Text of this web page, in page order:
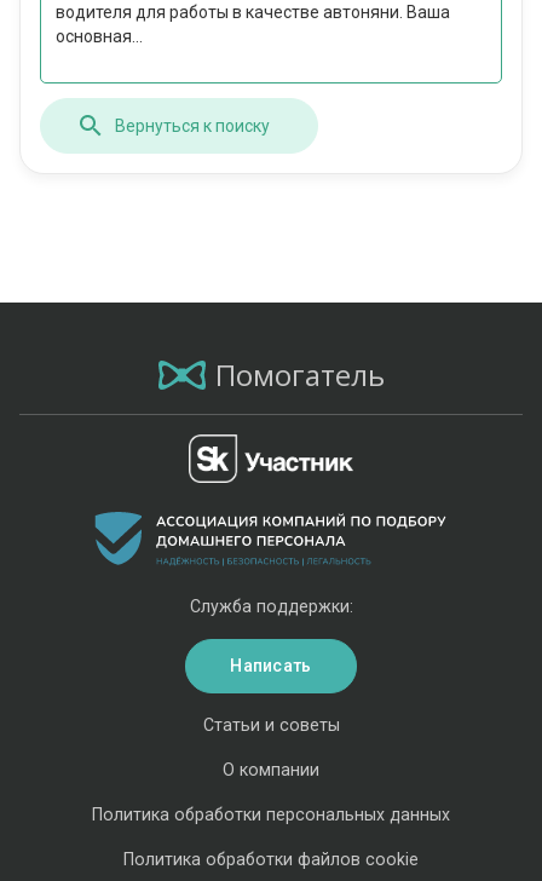
водителя для работы в качестве автоняни. Ваша
основная...
Вернуться к поиску
Помогатель
Статьи и советы
О компании
Политика обработки персональных данных
Политика обработки файлов cookie
Служба поддержки:
Написать